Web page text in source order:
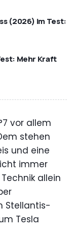
(2026) im Test:
Mehr Kraft
vor allem
stehen
und eine
immer
allein
Stellantis-
Tesla